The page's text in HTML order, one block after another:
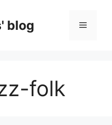
blog Menu
folk